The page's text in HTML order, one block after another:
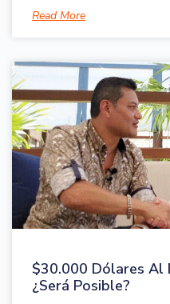
Read More
$30.000 Dólares Al
¿Será Posible?